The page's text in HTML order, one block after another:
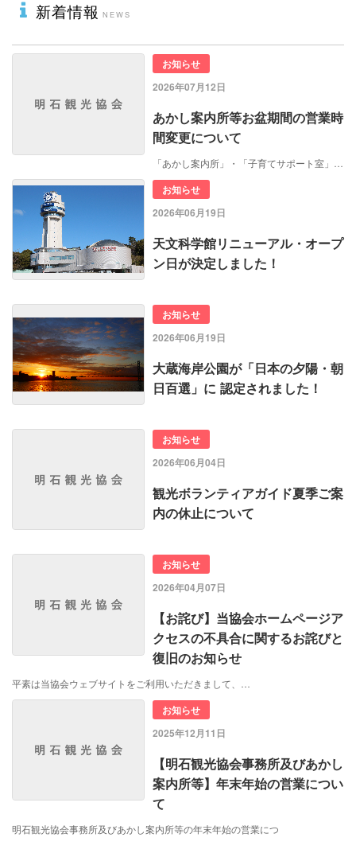
新着情報
お知らせ
2026年07月12日
あかし案内所等お盆期間の営業時
間変更について
「あかし案内所」・「子育てサポート室」…
お知らせ
2026年06月19日
天文科学館リニューアル・オープ
ン日が決定しました！
お知らせ
2026年06月19日
大蔵海岸公園が「日本の夕陽・朝
日百選」に 認定されました！
お知らせ
2026年06月04日
観光ボランティアガイド夏季ご案
内の休止について
お知らせ
2026年04月07日
【お詫び】当協会ホームページア
クセスの不具合に関するお詫びと
復旧のお知らせ
平素は当協会ウェブサイトをご利用いただきまして、…
お知らせ
2025年12月11日
【明石観光協会事務所及びあかし
案内所等】年末年始の営業につい
て
明石観光協会事務所及びあかし案内所等の年末年始の営業につ